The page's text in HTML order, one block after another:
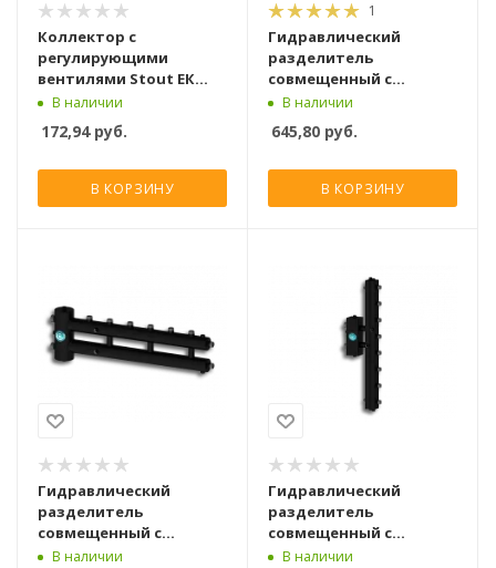
Коллектор с
регулирующими
вентилями Stout ЕК
SMB 6850 1"х3/4" 4
В наличии
172,94руб.
В КОРЗИНУ
1
Гидравлический
разделитель
совмещенный с
коллектором Север Т4
В наличии
645,80 руб.
В КОРЗИНУ
Гидравлический
разделитель
совмещенный с
коллектором Север R-
В наличии
Гидравлический
разделитель
совмещенный с
коллектором Север V4
В наличии